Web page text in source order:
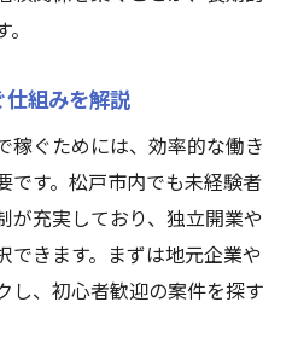
組みを解説
稼ぐためには、効率的な働き
です。松戸市内でも未経験者
が充実しており、独立開業や
できます。まずは地元企業や
し、初心者歓迎の案件を探す